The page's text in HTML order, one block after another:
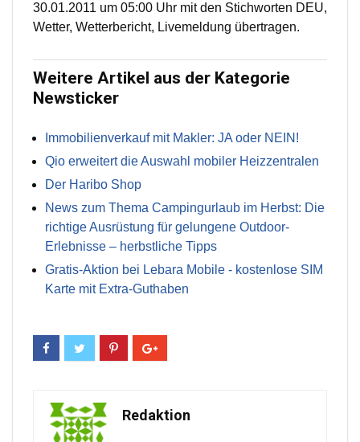
30.01.2011 um 05:00 Uhr mit den Stichworten DEU,
Wetter, Wetterbericht, Livemeldung übertragen.
Weitere Artikel aus der Kategorie
Newsticker
Immobilienverkauf mit Makler: JA oder NEIN!
Qio erweitert die Auswahl mobiler Heizzentralen
Der Haribo Shop
News zum Thema Campingurlaub im Herbst: Die
richtige Ausrüstung für gelungene Outdoor-
Erlebnisse – herbstliche Tipps
Gratis-Aktion bei Lebara Mobile - kostenlose SIM
Karte mit Extra-Guthaben
Redaktion